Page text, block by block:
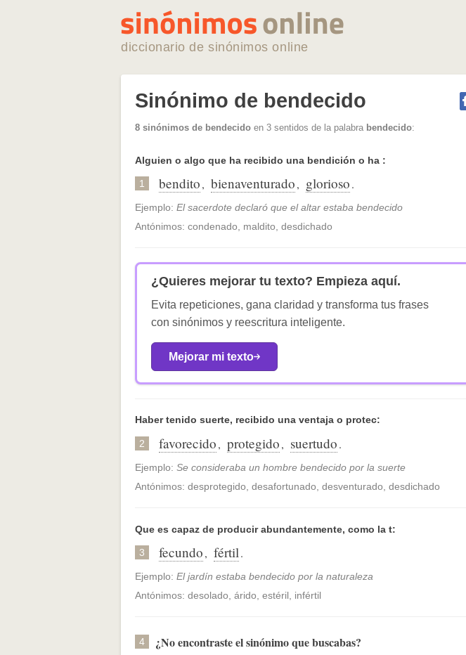
diccionario de sinónimos online
Sinónimo de bendecido
8 sinónimos de bendecido en 3 sentidos de la palabra bendecido:
Alguien o algo que ha recibido una bendición o ha :
1 bendito, bienaventurado, glorioso.
Ejemplo: El sacerdote declaró que el altar estaba bendecido
Antónimos: condenado, maldito, desdichado
¿Quieres mejorar tu texto? Empieza aquí.
Evita repeticiones, gana claridad y transforma tus frases
con sinónimos y reescritura inteligente.
Mejorar mi texto
Haber tenido suerte, recibido una ventaja o protec:
2 favorecido, protegido, suertudo.
Ejemplo: Se consideraba un hombre bendecido por la suerte
Antónimos: desprotegido, desafortunado, desventurado, desdichado
Que es capaz de producir abundantemente, como la t:
3 fecundo, fértil.
Ejemplo: El jardín estaba bendecido por la naturaleza
Antónimos: desolado, árido, estéril, infértil
4 ¿No encontraste el sinónimo que buscabas?